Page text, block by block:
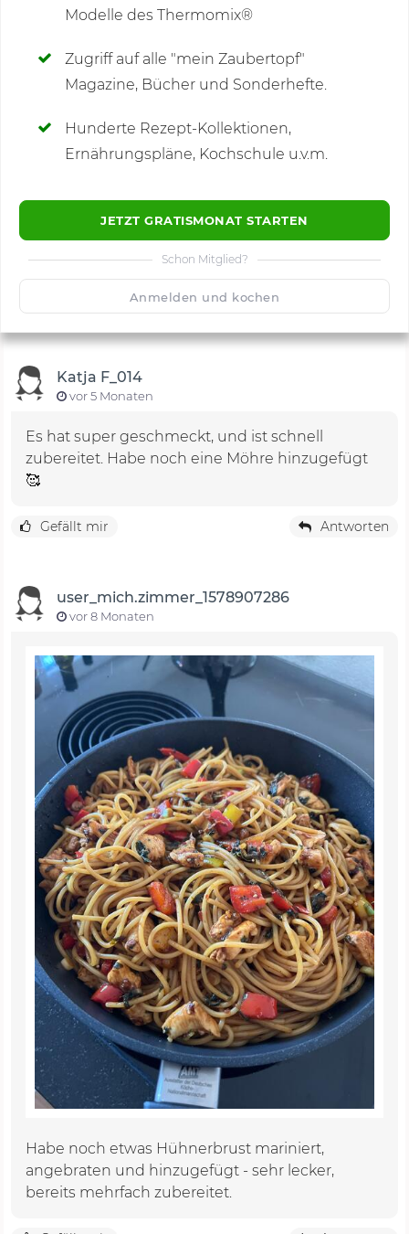
Modelle des Thermomix®
Zugriff auf alle "mein Zaubertopf"
Magazine, Bücher und Sonderhefte.
Hunderte Rezept-Kollektionen,
Ernährungspläne, Kochschule u.v.m.
JETZT GRATISMONAT STARTEN
Schon Mitglied?
Anmelden und kochen
Kommentare(11)
🙂 Speichern
Katja F_014
vor 5 Monaten
Es hat super geschmeckt, und ist schnell
zubereitet. Habe noch eine Möhre hinzugefügt
🥰
Gefällt mir Antworten
user_mich.zimmer_1578907286
vor 8 Monaten
Habe noch etwas Hühnerbrust mariniert,
angebraten und hinzugefügt - sehr lecker,
bereits mehrfach zubereitet.